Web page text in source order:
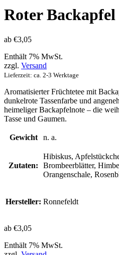
Roter Backapfel
ab €3,05
Enthält 7% MwSt.
zzgl. Versand
Lieferzeit: ca. 2-3 Werktage
Aromatisierter Früchtetee mit
dunkelrote Tassenfarbe und
heimeliger Backapfelnote – die
Tasse und Gaumen.
Gewicht n. a.
Zutaten:
Hibiskus,
Brombeerblätter,
Orangenschale,
Hersteller: Ronnefeldt
ab €3,05
Enthält 7% MwSt.